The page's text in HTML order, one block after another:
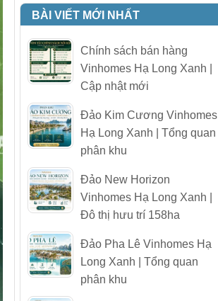
BÀI VIẾT MỚI NHẤT
Chính sách bán hàng
Vinhomes Hạ Long Xanh |
Cập nhật mới
Đảo Kim Cương Vinhomes
Hạ Long Xanh | Tổng quan
phân khu
Đảo New Horizon
Vinhomes Hạ Long Xanh |
Đô thị hưu trí 158ha
Đảo Pha Lê Vinhomes Hạ
Long Xanh | Tổng quan
phân khu